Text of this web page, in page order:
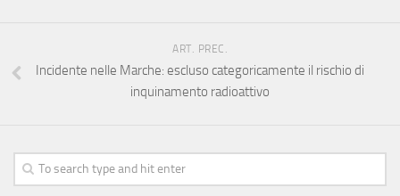
ART. PREC.
Incidente nelle Marche: escluso categoricamente il rischio di
inquinamento radioattivo